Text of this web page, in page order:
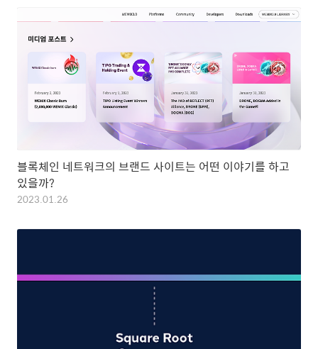
블록체인 네트워크의 브랜드 사이트는 어떤 이야기를 하고
있을까?
2023.01.26